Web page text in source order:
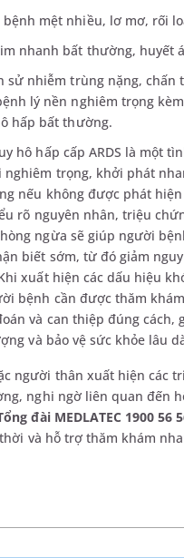
bệnh mệt nhiều, lơ mơ, rối
nhanh bất thường, huyết
sử nhiễm trùng nặng, chấn
lý nền nghiêm trọng
hấp bất thường.
hô hấp cấp ARDS là một
trọng, khởi phát
nếu không được phát
rõ nguyên nhân, triệu
ngừa sẽ giúp người
biết sớm, từ đó giảm
xuất hiện các dấu hiệu
bệnh cần được thăm
và can thiệp đúng cách,
và bảo vệ sức khỏe lâu
người thân xuất hiện các
nghi ngờ liên quan đến
đài MEDLATEC 1900 56
và hỗ trợ thăm khám